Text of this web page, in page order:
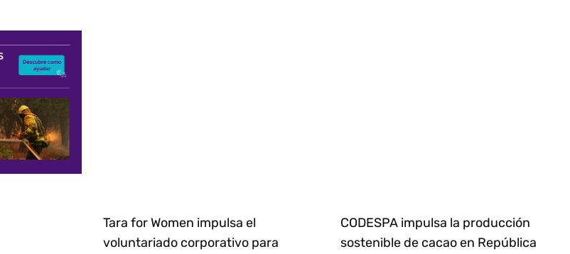
Tara for Women impulsa el
voluntariado corporativo para
CODESPA impulsa la producción
sostenible de cacao en República